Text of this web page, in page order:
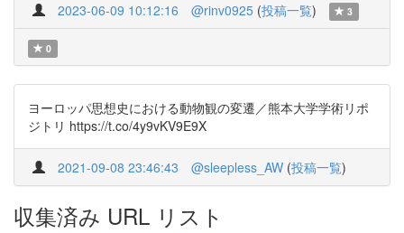
2023-06-09 10:12:16 @rinv0925 (投稿一覧) 3
0
ヨーロッパ思想史における動物観の変遷／熊本大学学術リポ
ジトリ https://t.co/4y9vKV9E9X
2021-09-08 23:46:43 @sleepless_AW (投稿一覧)
収集済み URL リスト